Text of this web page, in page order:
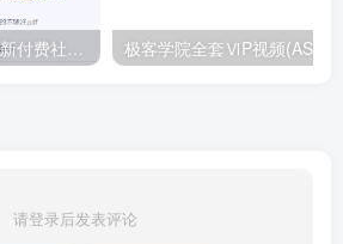
【每天都会更新】最新付费社群公众号文章 极客学院全套ⅥP视频(AS版)
请登录后发表评论